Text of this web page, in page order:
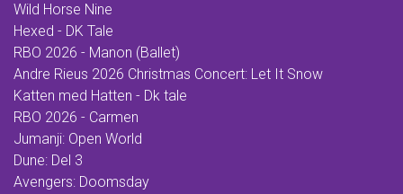
Wild Horse Nine
Hexed - DK Tale
RBO 2026 - Manon (Ballet)
Andre Rieus 2026 Christmas Concert: Let It Snow
Katten med Hatten - Dk tale
RBO 2026 - Carmen
Jumanji: Open World
Dune: Del 3
Avengers: Doomsday